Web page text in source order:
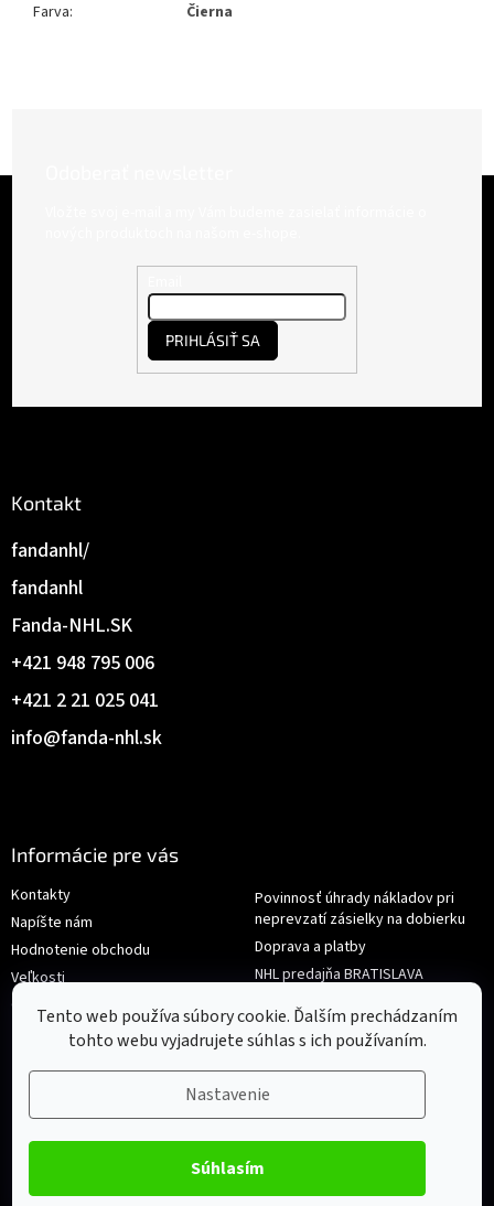
Tento web používa súbory cookie. Ďalším prechádzaním
tohto webu vyjadrujete súhlas s ich používaním.
Nastavenie
Súhlasím
Farva: Čierna
Kontakt
info@fanda-nhl.sk
+421 2 21 025 041
+421 948 795 006
Fanda-NHL.SK
fandanhl
fandanhl/
Informácie pre vás
Kontakty
Napíšte nám
Hodnotenie obchodu
Veľkosti
Obchodné podmienky
Povinnosť úhrady nákladov pri
neprevzatí zásielky na dobierku
Doprava a platby
NHL predajňa BRATISLAVA
Reklamace/Výměna
PRIHLÁSIŤ SA